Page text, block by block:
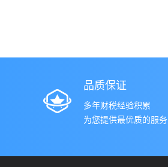
品质保证
多年财税经验积累
为您提供最优质的服务